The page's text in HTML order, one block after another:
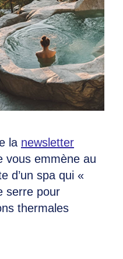
la newsletter
vous emmène au
d’un spa qui «
serre pour
thermales